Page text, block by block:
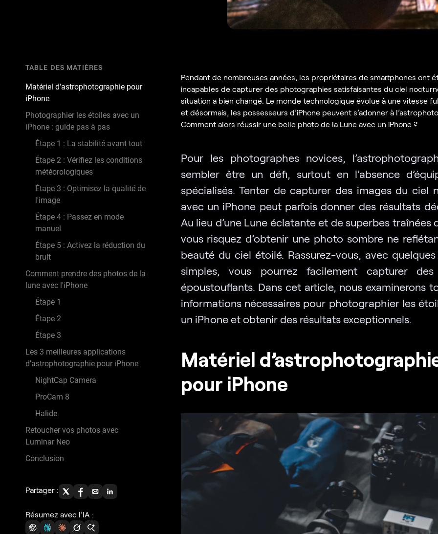
TABLE DES MATIÈRES
Matériel d'astrophotographie pour
iPhone
Photographier les étoiles avec un
iPhone : guide pas à pas
Étape 1 : La stabilité avant tout
Étape 2 : Vérifiez les conditions
météorologiques
Étape 3 : Optimisez la qualité de
l'image
Étape 4 : Passez en mode
manuel
Étape 5 : Activez la réduction du
bruit
Comment prendre des photos de la
lune avec l'iPhone
Étape 1
Étape 2
Étape 3
Les 3 meilleures applications
d'astrophotographie pour iPhone
NightCap Camera
ProCam 8
Halide
Retoucher vos photos avec
Luminar Neo
Conclusion
Partager :
Résumez avec l’IA :
Pendant de nombreuses années, les propriétaires de smartphones ont
incapables de capturer des photographies satisfaisantes du ciel
situation a bien changé. Le monde technologique évolue à une vitesse
et désormais, les possesseurs d’iPhone peuvent s’adonner à
Comment alors réussir une belle photo de la Lune avec un iPhone ?
Pour les photographes novices,
sembler être un défi, surtout en l’absence
spécialisés. Tenter de capturer des images du ciel
avec un iPhone peut parfois donner des résultats
Au lieu d’une Lune éclatante et de superbes traînées
vous risquez d’obtenir une photo sombre ne
beauté du ciel étoilé. Rassurez-vous, avec
simples, vous pourrez facilement capturer
époustouflants. Dans cet article, nous examinerons
informations nécessaires pour photographier les
un iPhone et obtenir des résultats exceptionnels.
Matériel
pour iPhone